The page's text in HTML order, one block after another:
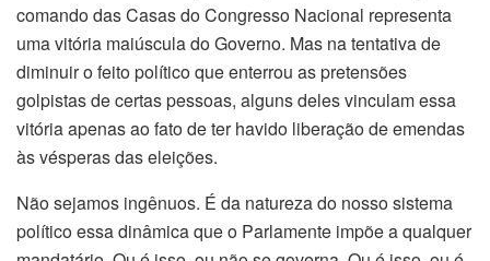
comando das Casas do Congresso Nacional representa
uma vitória maiúscula do Governo. Mas na tentativa de
diminuir o feito político que enterrou as pretensões
golpistas de certas pessoas, alguns deles vinculam essa
vitória apenas ao fato de ter havido liberação de emendas
às vésperas das eleições.
Não sejamos ingênuos. É da natureza do nosso sistema
político essa dinâmica que o Parlamente impõe a qualquer